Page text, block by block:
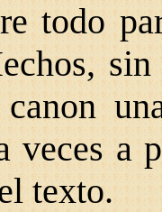
todo
veces a
texto.